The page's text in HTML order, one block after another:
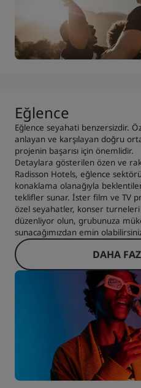
Eğlence
Eğlence seyahati benzersizdir.
anlayan ve karşılayan doğru
projenin başarısı için önemlidir.
Detaylara gösterilen özen ve
Radisson Hotels, eğlence
konaklama olanağıyla
teklifler sunar. İster film ve TV
özel seyahatler, konser
düzenliyor olun, grubunuza
sunacağımızdan emin
DAHA